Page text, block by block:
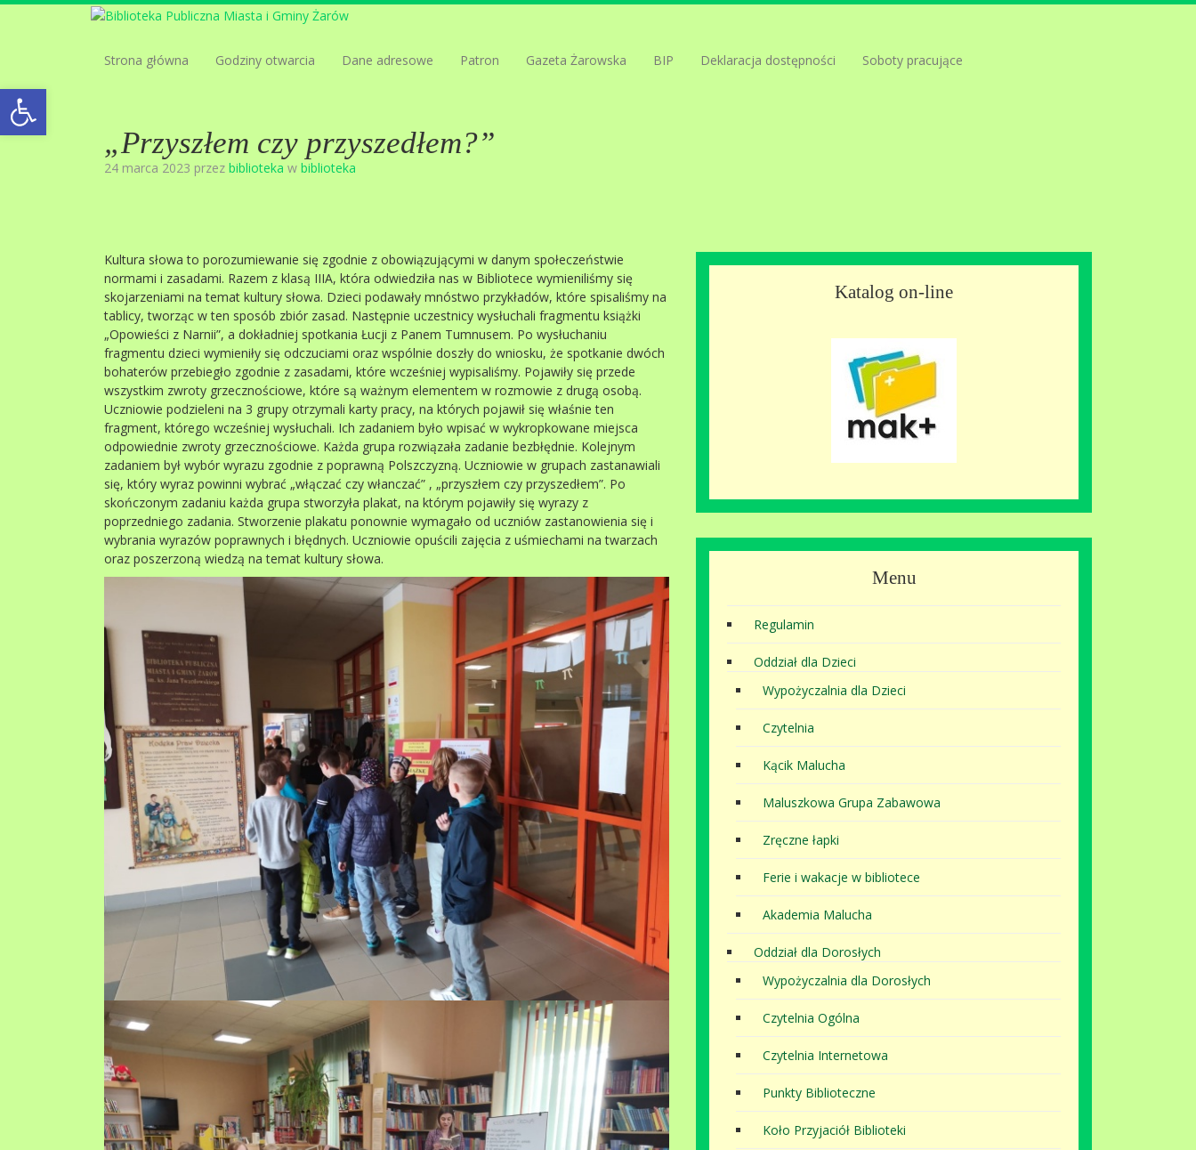
Open toolbar
Strona główna Godziny otwarcia Dane adresowe Patron Gazeta Żarowska BIP Deklaracja dostępności Soboty pracujące
„Przyszłem czy przyszedłem?”
24 marca 2023 przez biblioteka w biblioteka
Kultura słowa to porozumiewanie się zgodnie z obowiązującymi w danym społeczeństwie
normami i zasadami. Razem z klasą IIIA, która odwiedziła nas w Bibliotece wymieniliśmy się
skojarzeniami na temat kultury słowa. Dzieci podawały mnóstwo przykładów, które spisaliśmy na
tablicy, tworząc w ten sposób zbiór zasad. Następnie uczestnicy wysłuchali fragmentu książki
„Opowieści z Narnii”, a dokładniej spotkania Łucji z Panem Tumnusem. Po wysłuchaniu
fragmentu dzieci wymieniły się odczuciami oraz wspólnie doszły do wniosku, że spotkanie dwóch
bohaterów przebiegło zgodnie z zasadami, które wcześniej wypisaliśmy. Pojawiły się przede
wszystkim zwroty grzecznościowe, które są ważnym elementem w rozmowie z drugą osobą.
Uczniowie podzieleni na 3 grupy otrzymali karty pracy, na których pojawił się właśnie ten
fragment, którego wcześniej wysłuchali. Ich zadaniem było wpisać w wykropkowane miejsca
odpowiednie zwroty grzecznościowe. Każda grupa rozwiązała zadanie bezbłędnie. Kolejnym
zadaniem był wybór wyrazu zgodnie z poprawną Polszczyzną. Uczniowie w grupach zastanawiali
się, który wyraz powinni wybrać „włączać czy włanczać” , „przyszłem czy przyszedłem”. Po
skończonym zadaniu każda grupa stworzyła plakat, na którym pojawiły się wyrazy z
poprzedniego zadania. Stworzenie plakatu ponownie wymagało od uczniów zastanowienia się i
wybrania wyrazów poprawnych i błędnych. Uczniowie opuścili zajęcia z uśmiechami na twarzach
oraz poszerzoną wiedzą na temat kultury słowa.
Katalog on-line
Menu
Regulamin
Oddział dla Dzieci
Wypożyczalnia dla Dzieci
Czytelnia
Kącik Malucha
Maluszkowa Grupa Zabawowa
Zręczne łapki
Ferie i wakacje w bibliotece
Akademia Malucha
Oddział dla Dorosłych
Wypożyczalnia dla Dorosłych
Czytelnia Ogólna
Czytelnia Internetowa
Punkty Biblioteczne
Koło Przyjaciół Biblioteki